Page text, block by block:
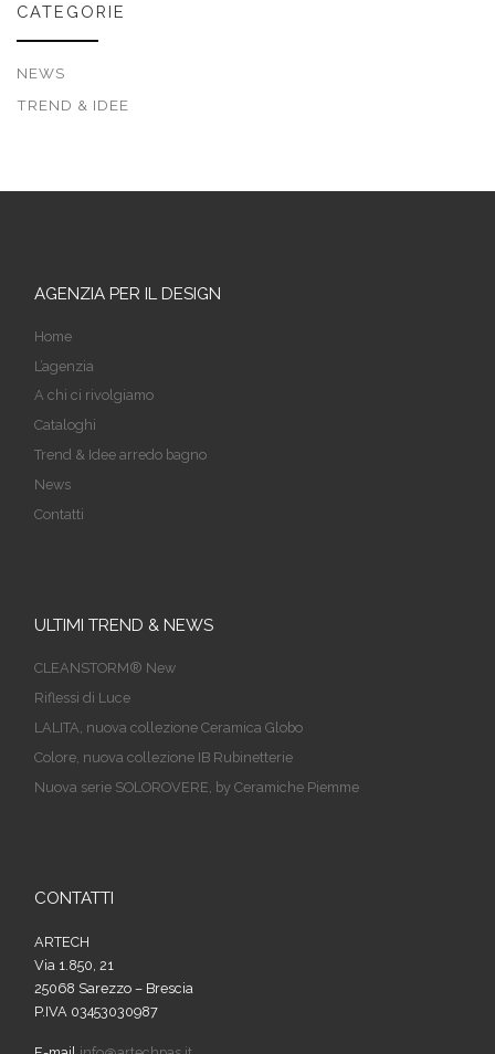
CATEGORIE
NEWS
TREND & IDEE
AGENZIA PER IL DESIGN
Home
L’agenzia
A chi ci rivolgiamo
Cataloghi
Trend & Idee arredo bagno
News
Contatti
ULTIMI TREND & NEWS
CLEANSTORM® New
Riflessi di Luce
LALITA, nuova collezione Ceramica Globo
Colore, nuova collezione IB Rubinetterie
Nuova serie SOLOROVERE, by Ceramiche Piemme
CONTATTI
ARTECH
Via 1.850, 21
25068 Sarezzo – Brescia
P.IVA 03453030987